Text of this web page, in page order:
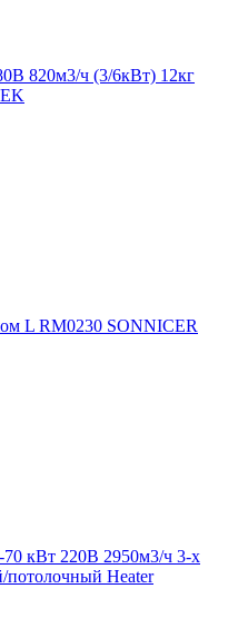
820м3/ч (3/6кВт) 12кг
L RM0230 SONNICER
70 кВт 220В 2950м3/ч 3-х
потолочный Heater